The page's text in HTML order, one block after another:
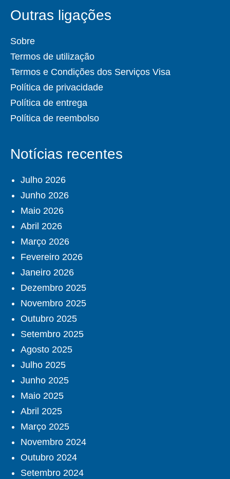
Outras ligações
Sobre
Termos de utilização
Termos e Condições dos Serviços Visa
Política de privacidade
Política de entrega
Política de reembolso
Notícias recentes
Julho 2026
Junho 2026
Maio 2026
Abril 2026
Março 2026
Fevereiro 2026
Janeiro 2026
Dezembro 2025
Novembro 2025
Outubro 2025
Setembro 2025
Agosto 2025
Julho 2025
Junho 2025
Maio 2025
Abril 2025
Março 2025
Novembro 2024
Outubro 2024
Setembro 2024